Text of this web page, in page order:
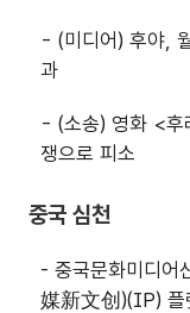
- (미디어) 후야,
과
- (소송) 영화 <후
쟁으로 피소
중국 심천
- 중국문화미디
媒新文创)(IP) 플